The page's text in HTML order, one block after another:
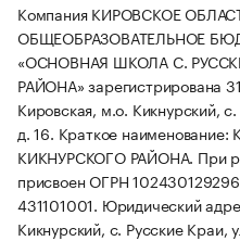
Компания КИРОВСКОЕ
ОБЩЕОБРАЗОВАТЕЛЬНОЕ
«ОСНОВНАЯ ШКОЛА С.
РАЙОНА» зарегистрирована
Кировская, м.о. Кикнурский,
д. 16. Краткое
КИКНУРСКОГО РАЙОНА. При
присвоен ОГРН
431101001. Юридический
Кикнурский, с. Русские Краи,